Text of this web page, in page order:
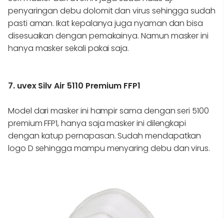
penyaringan debu dolomit dan virus sehingga sudah
pasti aman. Ikat kepalanya juga nyaman dan bisa
disesuaikan dengan pemakainya. Namun masker ini
hanya masker sekali pakai saja.
7. uvex Silv Air 5110 Premium FFP1
Model dari masker ini hampir sama dengan seri 5100
premium FFP1, hanya saja masker ini dilengkapi
dengan katup pernapasan. Sudah mendapatkan
logo D sehingga mampu menyaring debu dan virus.